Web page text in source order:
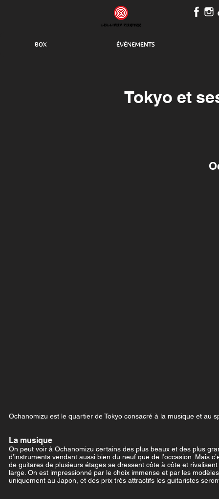
BOX ÉVÈNEMENTS
Tokyo et
Ochanomizu est le quartier de Tokyo consacré à la musique et au
La musique
On peut voir à Ochanomizu certains des plus beaux et des plus
d’instruments vendant aussi bien du neuf que de l’occasion. Mais
de guitares de plusieurs étages se dressent côte à côte et
large. On est impressionné par le choix immense et par les
uniquement au Japon, et des prix très attractifs les guitaristes